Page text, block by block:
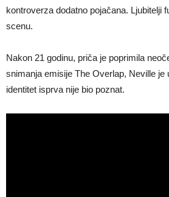
kontroverza dodatno pojačana. Ljubitelji
scenu.
Nakon 21 godinu, priča je poprimila
snimanja emisije The Overlap, Neville je
identitet isprva nije bio poznat.